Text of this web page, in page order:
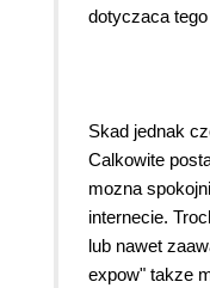
dotyczaca
Skad jednak
Calkowite
mozna
internecie.
lub nawet
expow" takze